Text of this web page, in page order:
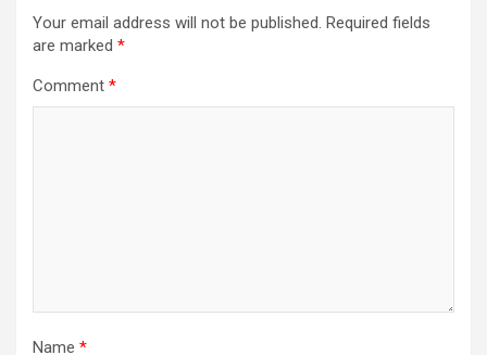
Your email address will not be published. Required fields
are marked *
Comment *
Name *